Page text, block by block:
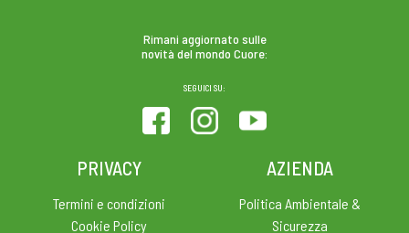
Rimani aggiornato sulle
novità del mondo Cuore:
SEGUICI SU:
PRIVACY
Termini e condizioni
Cookie Policy
AZIENDA
Politica Ambientale &
Sicurezza